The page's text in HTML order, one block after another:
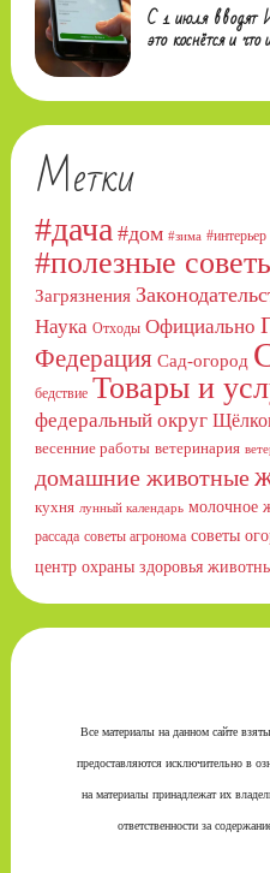
С 1 июля
это коснётся и что
Метки
#дача #дом #зима #интерьер
#полезные
Загрязнения
Наука Отходы Официально
Федерация Сад-огород
бедствие Товары и
федеральный округ
весенние работы ветеринария
домашние животные
кухня лунный календарь молочное
рассада советы агронома советы
центр охраны здоровья
Все материалы на данном сайте
предоставляются исключительно в
на материалы принадлежат их
ответственности за